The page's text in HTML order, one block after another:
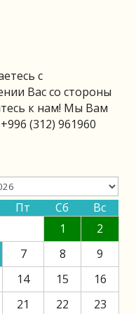
с
Вас со стороны
к нам! Мы Вам
(312) 961960
Пт Сб
Вс
1
2
7 8
9
14 15
16
21 22 23